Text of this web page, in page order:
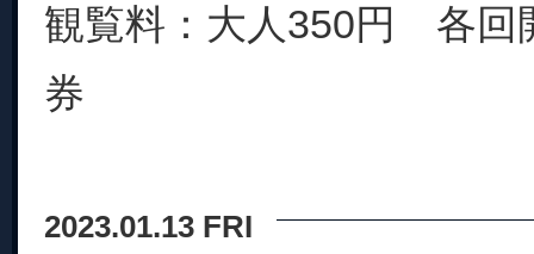
観覧料：大人350円 各回
券
2023.01.13 FRI